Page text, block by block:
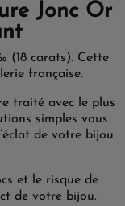
Jonc Or
(18 carats). Cette
française.
traité avec le plus
simples vous
de votre bijou
et le risque de
de votre bijou.